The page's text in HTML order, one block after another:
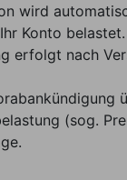
wird
Konto belastet.
erfolgt nach
(sog.